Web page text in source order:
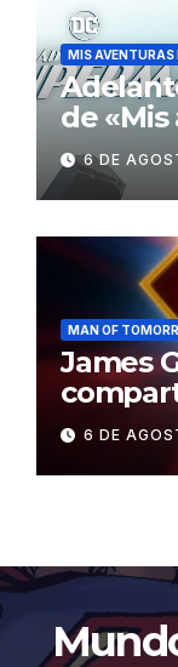
MIS AVENTURAS
de
6 DE
MAN OF
James
al traje
6 DE